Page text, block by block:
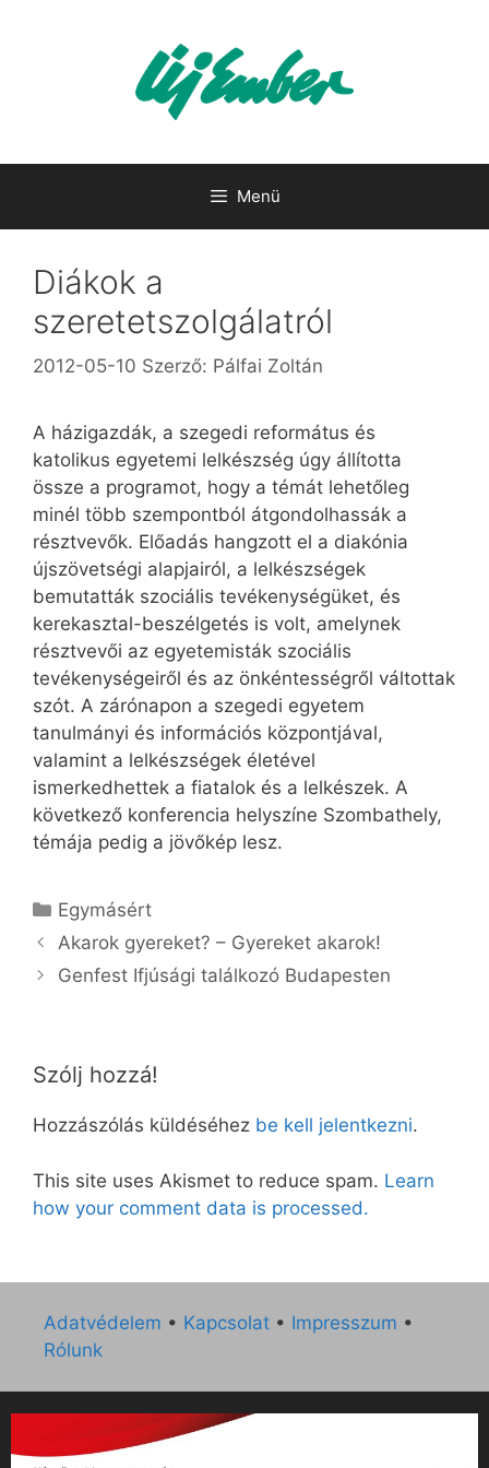
Menü
Diákok a
szeretetszolgálatról
2012-05-10 Szerző: Pálfai Zoltán
A házigazdák, a szegedi református és
katolikus egyetemi lelkészség úgy állította
össze a programot, hogy a témát lehetőleg
minél több szempontból átgondolhassák a
résztvevők. Előadás hangzott el a diakónia
újszövetségi alapjairól, a lelkészségek
bemutatták szociális tevékenységüket, és
kerekasztal-beszélgetés is volt, amelynek
résztvevői az egyetemisták szociális
tevékenységeiről és az önkéntességről váltottak
szót. A zárónapon a szegedi egyetem
tanulmányi és információs központjával,
valamint a lelkészségek életével
ismerkedhettek a fiatalok és a lelkészek. A
következő konferencia helyszíne Szombathely,
témája pedig a jövőkép lesz.
Kategória
Egymásért
Akarok gyereket? – Gyereket akarok!
Genfest Ifjúsági találkozó Budapesten
Szólj hozzá!
Hozzászólás küldéséhez be kell jelentkezni.
This site uses Akismet to reduce spam. Learn
how your comment data is processed.
Adatvédelem • Kapcsolat • Impresszum •
Rólunk